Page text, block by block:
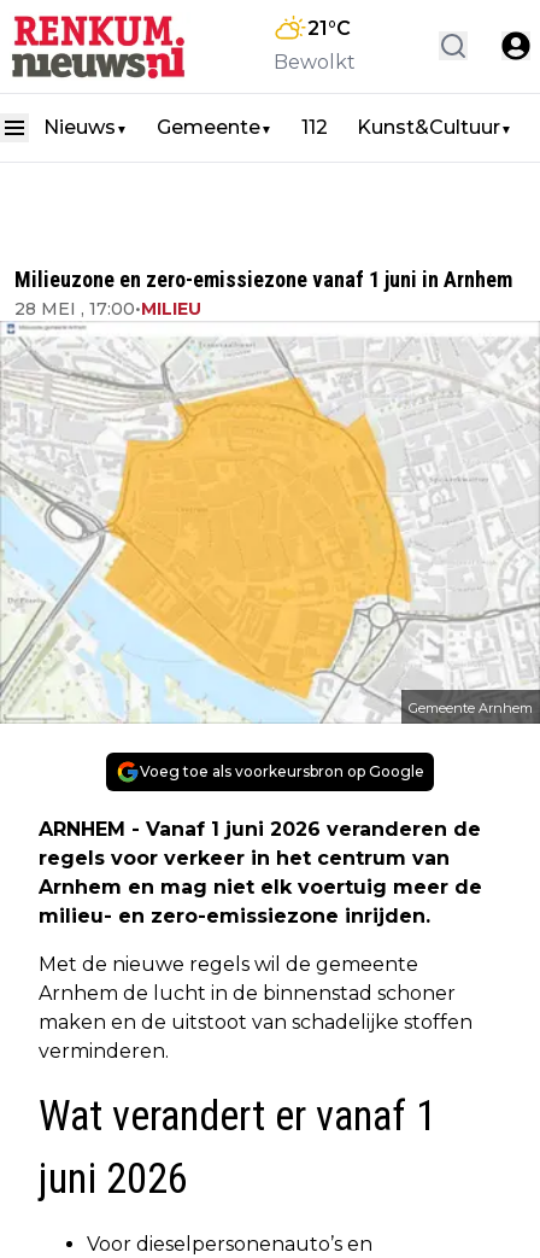
21 °C
Bewolkt
Nieuws ▼ Gemeente▼ 112 Kunst&Cultuur▼
Milieuzone en zero-emissiezone vanaf 1 juni in Arnhem
28 MEI , 17:00•MILIEU
Gemeente Arnhem
Voeg toe als voorkeursbron op Google
ARNHEM - Vanaf 1 juni 2026 veranderen de
regels voor verkeer in het centrum van
Arnhem en mag niet elk voertuig meer de
milieu- en zero-emissiezone inrijden.
Met de nieuwe regels wil de gemeente
Arnhem de lucht in de binnenstad schoner
maken en de uitstoot van schadelijke stoffen
verminderen.
Wat verandert er vanaf 1
juni 2026
Voor dieselpersonenauto’s en